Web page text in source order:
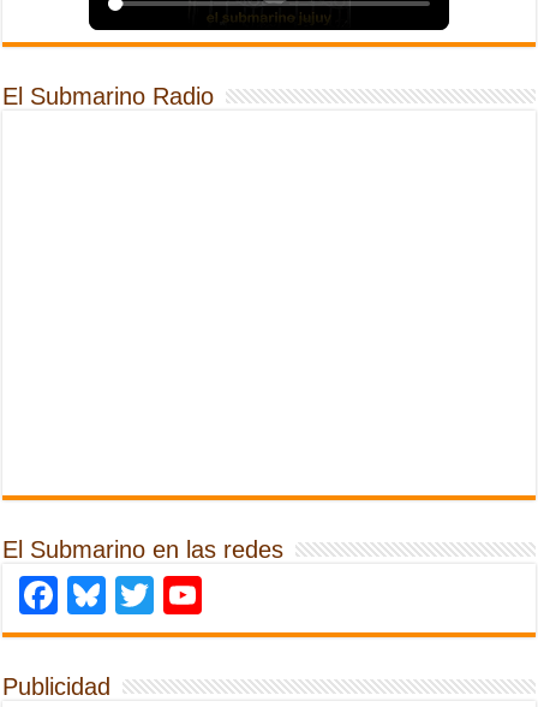
El Submarino Radio
El Submarino en las redes
Facebook
Bluesky
Twitter
Publicidad